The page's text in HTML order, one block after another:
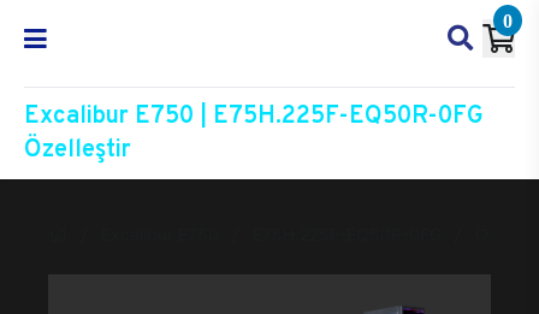
0
Excalibur E750 | E75H.225F-EQ50R-0FG
Özelleştir